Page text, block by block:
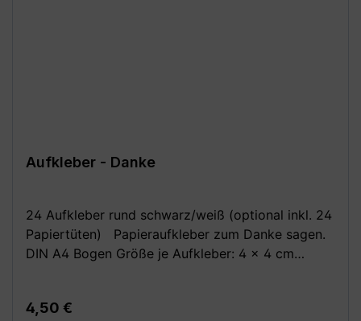
Aufkleber - Danke
24 Aufkleber rund schwarz/weiß (optional inkl. 24
Papiertüten) Papieraufkleber zum Danke sagen.
DIN A4 Bogen Größe je Aufkleber: 4 x 4 cm
0,5 kg) aus Natron, außen leicht beschichtet Deine
Regulärer Preis:
4,50 €